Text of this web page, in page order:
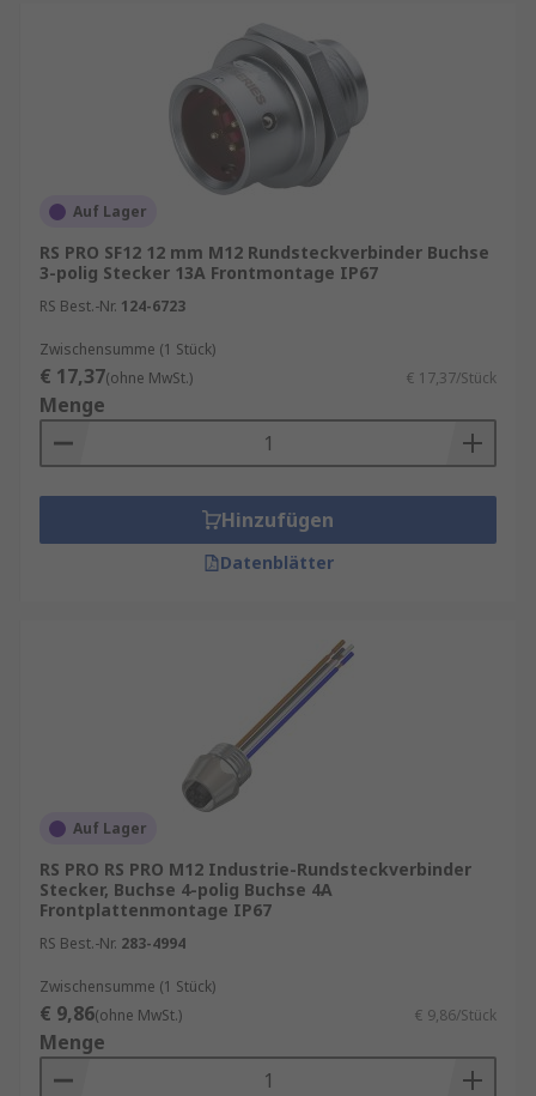
Auf Lager
RS PRO SF12 12 mm M12 Rundsteckverbinder Buchse
3-polig Stecker 13A Frontmontage IP67
RS Best.-Nr. 124-6723
Zwischensumme (1 Stück)
€ 17,37(ohne MwSt.) € 17,37/Stück
Menge
Hinzufügen
Datenblätter
Auf Lager
RS PRO RS PRO M12 Industrie-Rundsteckverbinder
Stecker, Buchse 4-polig Buchse 4A
Frontplattenmontage IP67
RS Best.-Nr. 283-4994
Zwischensumme (1 Stück)
€ 9,86(ohne MwSt.) € 9,86/Stück
Menge